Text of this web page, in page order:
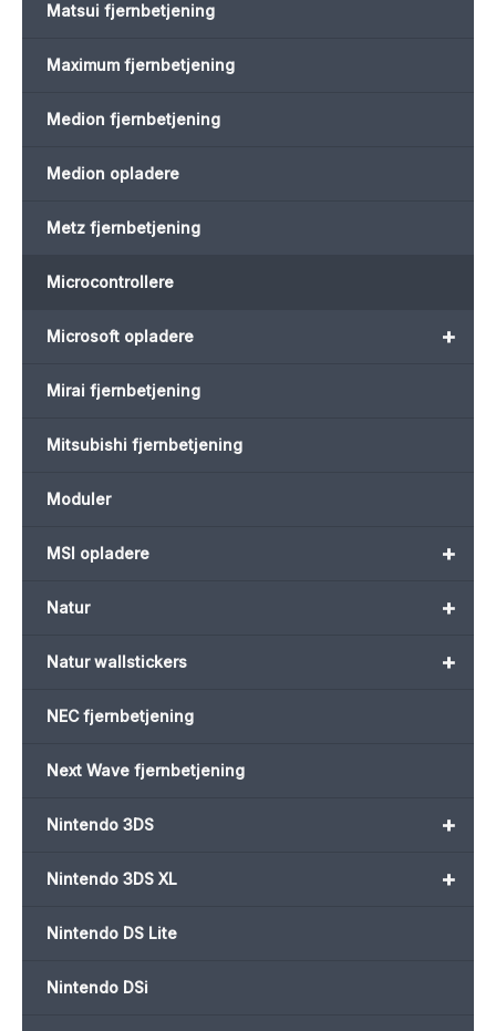
Matsui fjernbetjening
Maximum fjernbetjening
Medion fjernbetjening
Medion opladere
Metz fjernbetjening
Microcontrollere
+
Microsoft opladere
Mirai fjernbetjening
Mitsubishi fjernbetjening
Moduler
+
MSI opladere
+
Natur
+
Natur wallstickers
NEC fjernbetjening
Next Wave fjernbetjening
+
Nintendo 3DS
+
Nintendo 3DS XL
Nintendo DS Lite
Nintendo DSi